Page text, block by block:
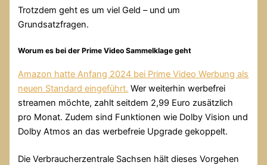
Trotzdem geht es um viel Geld – und um
Grundsatzfragen.
Worum es bei der Prime Video Sammelklage geht
Amazon hatte Anfang 2024 bei Prime Video Werbung als
neuen Standard eingeführt. Wer weiterhin werbefrei
streamen möchte, zahlt seitdem 2,99 Euro zusätzlich
pro Monat. Zudem sind Funktionen wie Dolby Vision und
Dolby Atmos an das werbefreie Upgrade gekoppelt.
Die Verbraucherzentrale Sachsen hält dieses Vorgehen